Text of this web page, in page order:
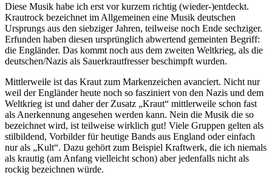
Diese Musik habe ich erst vor kurzem richtig (wieder-)entdeckt.
Krautrock bezeichnet im Allgemeinen eine Musik deutschen
Ursprungs aus den siebziger Jahren, teilweise noch Ende sechziger.
Erfunden haben diesen ursprünglich abwertend gemeinten Begriff:
die Engländer. Das kommt noch aus dem zweiten Weltkrieg, als die
deutschen/Nazis als Sauerkrautfresser beschimpft wurden.
Mittlerweile ist das Kraut zum Markenzeichen avanciert. Nicht nur
weil der Engländer heute noch so fasziniert von den Nazis und dem
Weltkrieg ist und daher der Zusatz „Kraut“ mittlerweile schon fast
als Anerkennung angesehen werden kann. Nein die Musik die so
bezeichnet wird, ist teilweise wirklich gut! Viele Gruppen gelten als
stilbildend, Vorbilder für heutige Bands aus England oder einfach
nur als „Kult“. Dazu gehört zum Beispiel Kraftwerk, die ich niemals
als krautig (am Anfang vielleicht schon) aber jedenfalls nicht als
rockig bezeichnen würde.